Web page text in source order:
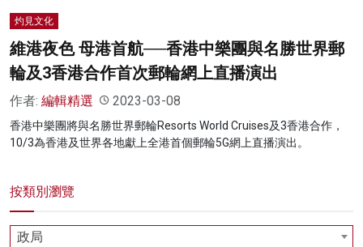
灼見文化
維港夜色 母港首航──香港中樂團與名勝世界郵
輪及3香港合作首次郵輪網上直播演出
作者: 編輯精選 2023-03-08
香港中樂團將與名勝世界郵輪Resorts World Cruises及3香港合作，
10/3為香港及世界各地獻上全港首個郵輪5G網上直播演出。
按類別瀏覽
政局